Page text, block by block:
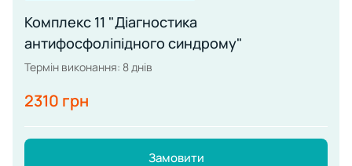
Комплекс 11 "Діагностика
антифосфоліпідного синдрому"
Термін виконання: 8 днів
2310 грн
Замовити